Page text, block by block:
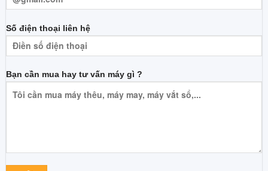
Số điện thoại liên hệ
Bạn cần mua hay tư vấn máy gì ?